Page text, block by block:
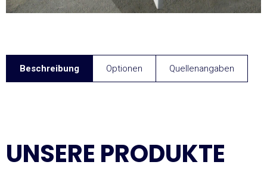
Beschreibung Optionen Quellenangaben
UNSERE PRODUKTE